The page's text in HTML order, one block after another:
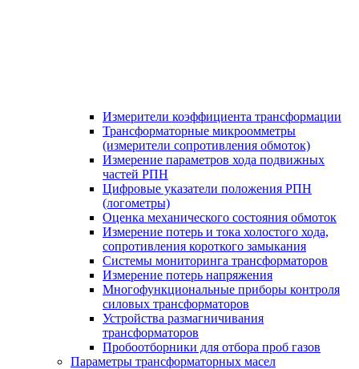
Измерители коэффициента трансформации
Трансформаторные микроомметры
(измерители сопротивления обмоток)
Измерение параметров хода подвижных
частей РПН
Цифровые указатели положения РПН
(логометры)
Оценка механического состояния обмоток
Измерение потерь и тока холостого хода,
сопротивления короткого замыкания
Системы мониторинга трансформаторов
Измерение потерь напряжения
Многофункциональные приборы контроля
силовых трансформаторов
Устройства размагничивания
трансформаторов
Пробоотборники для отбора проб газов
Параметры трансформаторных масел